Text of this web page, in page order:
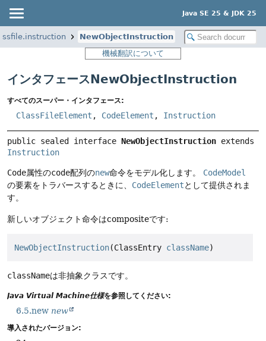
Java SE 25 & JDK 25
NewObjectInstruction
機械翻訳について
インタフェースNewObjectInstruction
すべてのスーパー・インタフェース:
ClassFileElement , CodeElement , Instruction
public sealed interface NewObjectInstruction
Instruction
Code属性のcode配列のnew命令をモデル化します。
CodeModel
の要素をトラバースするときに、 CodeElementとして提供されま
す。
新しいオブジェクト命令はcompositeです:
NewObjectInstruction(ClassEntry className
classNameは非抽象クラスです。
Java Virtual Machine仕様を参照してください:
6.5.new new
導入されたバージョン: